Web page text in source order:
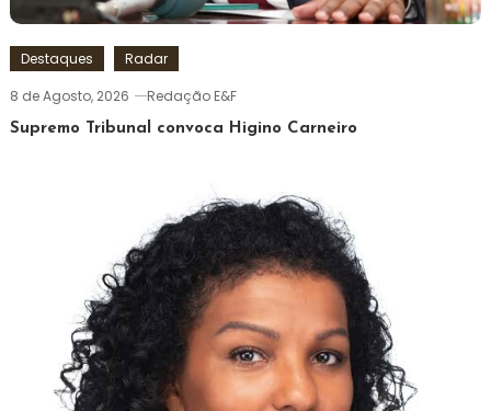
Destaques
Radar
8 de Agosto, 2026
Redação E&F
Supremo Tribunal convoca Higino Carneiro